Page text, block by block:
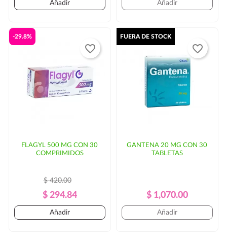
Añadir Añadir
FLAGYL 500 MG CON 30
COMPRIMIDOS
Precio
Regular
$ 420.00
Precio
$ 294.84
-29.8%
Añadir
favorite_border
GANTENA 20 MG CON 30
TABLETAS
Precio
Regular
Precio
$ 1,070.00
FUERA DE STOCK
Añadir
favorite_border